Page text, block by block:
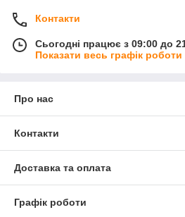
Контакти
Сьогодні працює з 09:00 до
Показати весь графік роботи
Про нас
Контакти
Доставка та оплата
Графік роботи